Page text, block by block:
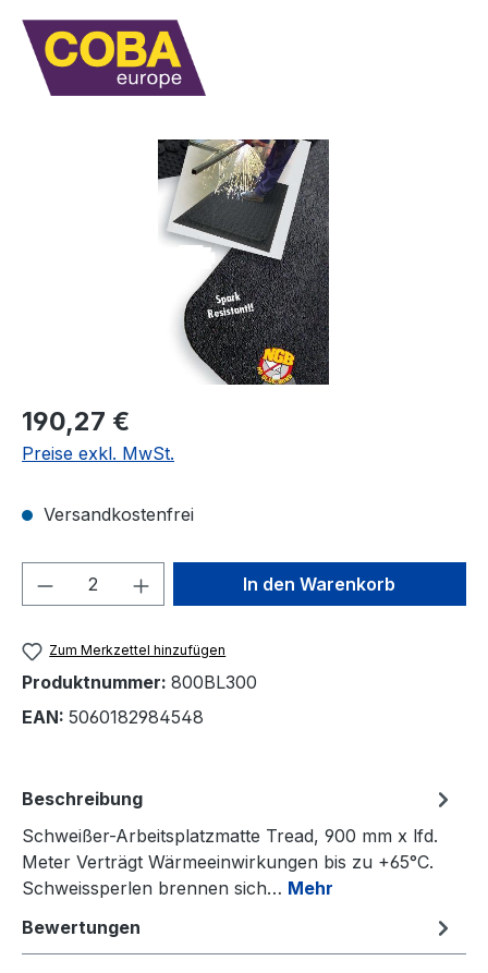
Bildergalerie überspringen
Regulärer Preis:
190,27 €
Preise exkl. MwSt.
Versandkostenfrei
Produkt Anzahl: Gib denIn den Warenkorb
Zum Merkzettel hinzufügen
Produktnummer: 800BL300
EAN: 5060182984548
Beschreibung
Schweißer-Arbeitsplatzmatte Tread, 900 mm x lfd.
Meter Verträgt Wärmeeinwirkungen bis zu +65°C.
Schweissperlen brennen sich… Mehr
Bewertungen